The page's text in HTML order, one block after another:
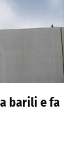
barili e fa